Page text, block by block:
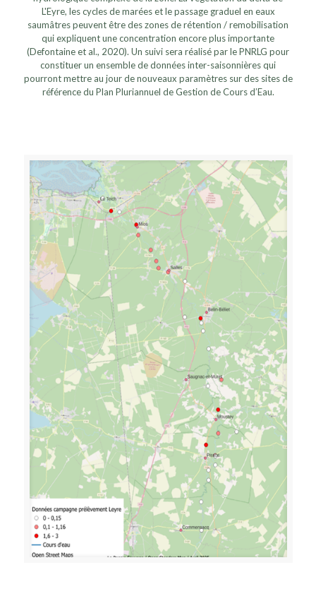
L'Eyre, les cycles de marées et le passage graduel en eaux
saumâtres peuvent être des zones de rétention / remobilisation
qui expliquent une concentration encore plus importante
(Defontaine et al., 2020). Un suivi sera réalisé par le PNRLG pour
constituer un ensemble de données inter-saisonnières qui
pourront mettre au jour de nouveaux paramètres sur des sites de
référence du Plan Pluriannuel de Gestion de Cours d’Eau.